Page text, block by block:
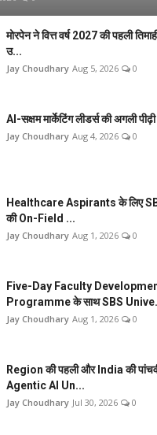
मोरपेन ने वित्त वर्ष 2027 की पहली
उ...
Jay Choudhary Aug 5, 2026 0
AI-सक्षम मार्केटिंग लीडर्स की अगली
Jay Choudhary Aug 4, 2026 0
Healthcare Aspirants के लिए
की On-Field ...
Jay Choudhary Aug 1, 2026 0
Five-Day Faculty
Programme के साथ SBS
Jay Choudhary Aug 1, 2026 0
Region की पहली और India की
Agentic AI Un...
Jay Choudhary Jul 30, 2026 0